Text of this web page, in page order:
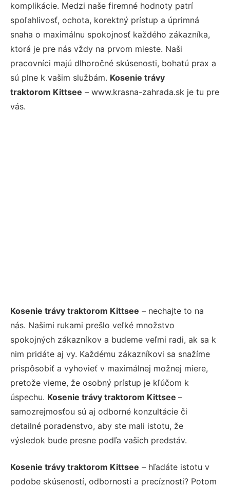
komplikácie. Medzi naše firemné hodnoty patrí
spoľahlivosť, ochota, korektný prístup a úprimná
snaha o maximálnu spokojnosť každého zákazníka,
ktorá je pre nás vždy na prvom mieste. Naši
pracovníci majú dlhoročné skúsenosti, bohatú prax a
sú plne k vašim službám. Kosenie trávy
traktorom Kittsee – www.krasna-zahrada.sk je tu pre
vás.
Kosenie trávy traktorom Kittsee – nechajte to na
nás. Našimi rukami prešlo veľké množstvo
spokojných zákazníkov a budeme veľmi radi, ak sa k
nim pridáte aj vy. Každému zákazníkovi sa snažíme
prispôsobiť a vyhovieť v maximálnej možnej miere,
pretože vieme, že osobný prístup je kľúčom k
úspechu. Kosenie trávy traktorom Kittsee –
samozrejmosťou sú aj odborné konzultácie či
detailné poradenstvo, aby ste mali istotu, že
výsledok bude presne podľa vašich predstáv.
Kosenie trávy traktorom Kittsee – hľadáte istotu v
podobe skúseností, odbornosti a precíznosti? Potom